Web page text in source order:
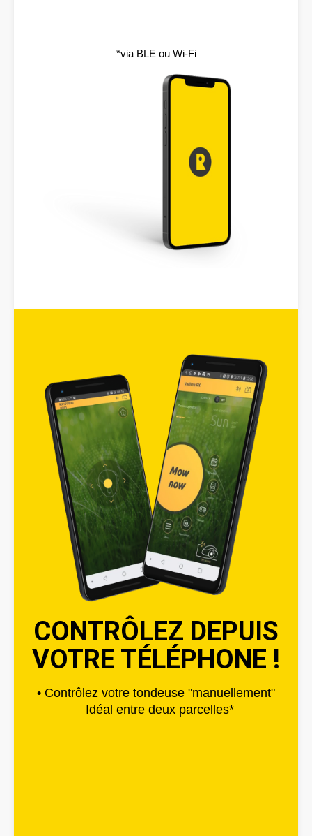
*via BLE ou Wi-Fi
CONTRÔLEZ DEPUIS
VOTRE TÉLÉPHONE !
• Contrôlez votre tondeuse "manuellement"
Idéal entre deux parcelles*